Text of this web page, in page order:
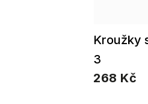
Kroužky
3
268 Kč